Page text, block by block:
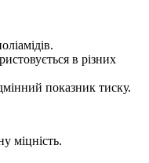
в різних
показник тиску.
міцність.